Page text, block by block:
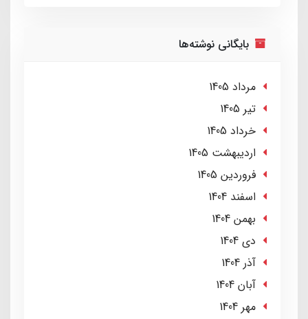
بایگانی نوشته‌ها
مرداد 1405
تير 1405
خرداد 1405
ارديبهشت 1405
فروردین 1405
اسفند 1404
بهمن 1404
دی 1404
آذر 1404
آبان 1404
مهر 1404